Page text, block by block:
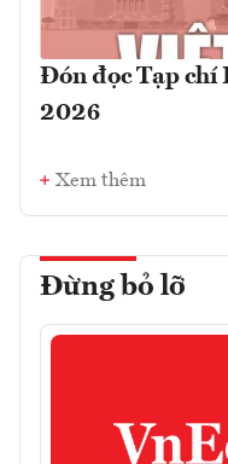
Đón đọc Tạp chí
2026
Xem thêm
Đừng bỏ lỡ